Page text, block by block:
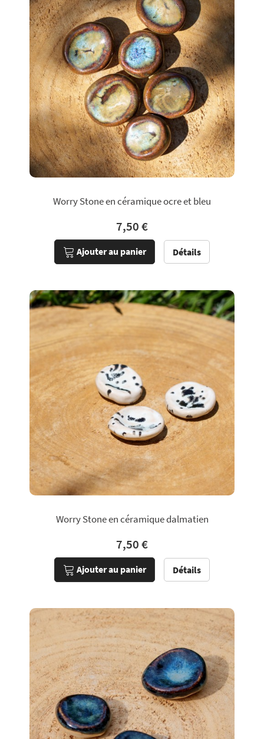
Worry Stone en céramique ocre et bleu
7,50 €
Ajouter au panier Détails
Worry Stone en céramique dalmatien
7,50 €
Ajouter au panier Détails